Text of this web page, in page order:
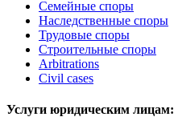
Семейные споры
Наследственные споры
Трудовые споры
Строительные споры
Arbitrations
Civil cases
Услуги юридическим лицам: